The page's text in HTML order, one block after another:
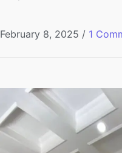
February 8, 2025 / 1